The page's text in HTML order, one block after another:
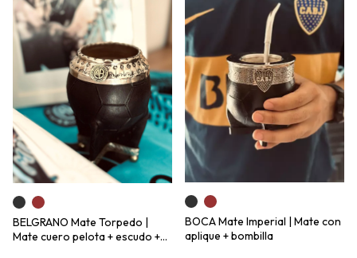
BELGRANO Mate Torpedo |
Mate cuero pelota + escudo +
BOCA Mate Imperial | Mate con
aplique + bombilla